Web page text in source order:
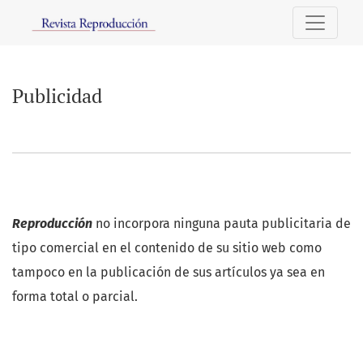
Publicidad
Reproducción no incorpora ninguna pauta publicitaria de
tipo comercial en el contenido de su sitio web como
tampoco en la publicación de sus artículos ya sea en
forma total o parcial.